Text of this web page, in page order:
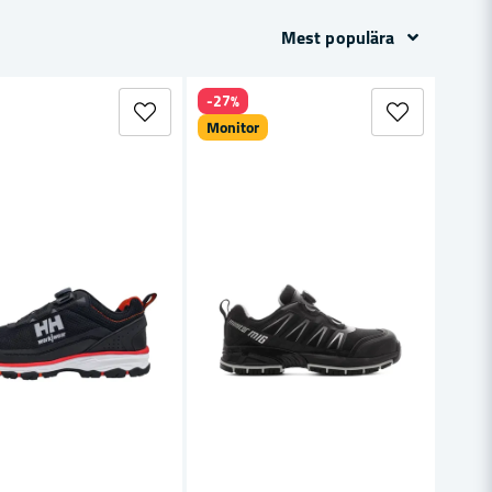
Mest populära
-27%
Monitor